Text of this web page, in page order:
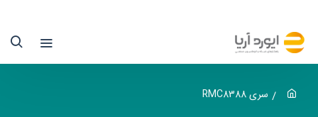
RMC8388
راگدکام
زیمنس
سری RMC8388